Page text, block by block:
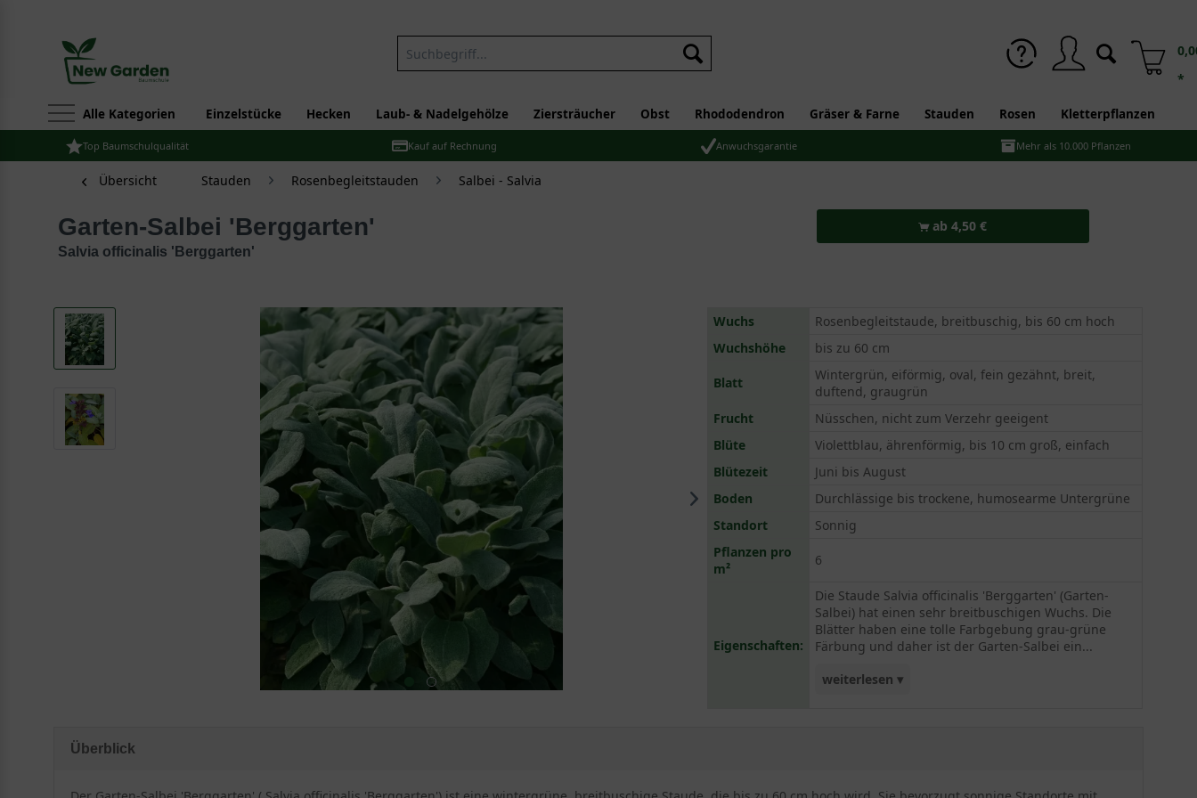
*
Alle Kategorien Einzelstücke Hecken Laub- & Nadelgehölze Ziersträucher Obst Rhododendron Gräser & Farne Stauden Rosen Kletterpflanzen
Top Baumschulqualität Kauf auf Rechnung Anwuchsgarantie Mehr als 10.000 Pflanzen
Übersicht Stauden Rosenbegleitstauden Salbei - Salvia
Garten-Salbei 'Berggarten'
Salvia officinalis 'Berggarten'
ab 4,50 €
Wuchs
Rosenbegleitstaude, breitbuschig, bis 60 cm hoch
Wuchshöhe
bis zu 60 cm
Blatt
Wintergrün, eiförmig, oval, fein gezähnt, breit,
duftend, graugrün
Frucht
Nüsschen, nicht zum Verzehr geeigent
Blüte
Violettblau, ährenförmig, bis 10 cm groß, einfach
Blütezeit
Juni bis August
Boden
Durchlässige bis trockene, humosearme Untergrüne
Standort
Sonnig
Pflanzen pro
m²
6
Eigenschaften:
Die Staude Salvia officinalis 'Berggarten' (Garten-
Salbei) hat einen sehr breitbuschigen Wuchs. Die
Blätter haben eine tolle Farbgebung grau-grüne
Färbung und daher ist der Garten-Salbei ein...
weiterlesen ▾
ihrer grünen Schönheit. Bei starkem Frost sollte
Überblick